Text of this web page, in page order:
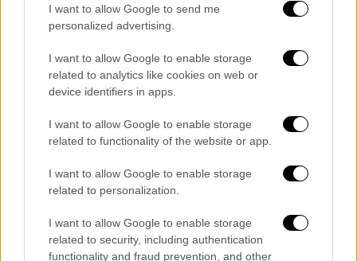
I want to allow Google to send me
personalized advertising.
I want to allow Google to enable storage
related to analytics like cookies on web or
device identifiers in apps.
I want to allow Google to enable storage
related to functionality of the website or app.
I want to allow Google to enable storage
related to personalization.
I want to allow Google to enable storage
related to security, including authentication
functionality and fraud prevention, and other
Σε παράλληλες εφόδους σε οικίες των
υπολοίπων τριών κατηγορουμένων στην
Αχαΐα και στηνΑθήνα, εντοπίστηκαν
ποσότητες ναρκωτικών, μεταξύ των οποίων
102,5 γραμμάρια κοκαΐνης και 128,3
γραμμάρια ακατέργαστης κάνναβης, δύο
πιστόλια, χρήματα, κινητά τηλέφωνα και μία
με πληροφορίες, διατηρούσε επαφές με
γνωστά πρόσωπα της λεγόμενης "νύχτας",
γεγονός που ενισχύει το σενάριο σύνδεσης
των συλληφθέντων με οργανωμένα